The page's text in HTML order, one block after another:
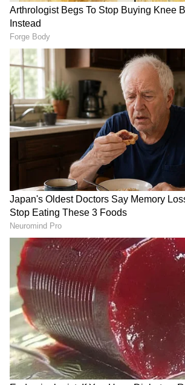
Related Articles
ಗುರುವಾರ ಮಹಿಳೆಯರು ಕೂದಲು ತೊಳೆಯಬಾರದು
ಎಂಬುದು ಮೂಢನಂಬಿಕೆಯಲ್ಲ; ಇದರ ಹಿಂದಿದೆ ಈ
ಉದ್ದೇಶ
Dream Astrology: ಕನಸಿನಲ್ಲಿ ನೀವು ಅಳುವುದು
ಅಥವಾ ನಗುವುದು ಕಂಡರೆ ಅದರ ಅರ್ಥವೇನು?